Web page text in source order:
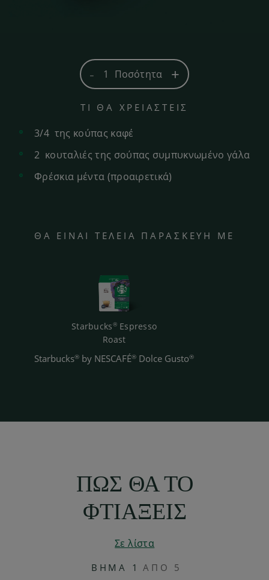
- 1 Ποσότητα +
ΤΙ ΘΑ ΧΡΕΙΑΣΤΕΙΣ
3/4 της κούπας καφέ
2 κουταλιές της σούπας συμπυκνωμένο γάλα
Φρέσκια μέντα (προαιρετικά)
ΘΑ ΕΙΝΑΙ ΤΕΛΕΙΑ ΠΑΡΑΣΚΕΥΗ ΜΕ
Starbucks®Espresso
Roast
Starbucks® by NESCAFÉ® Dolce Gusto®
ΠΩΣ ΘΑ ΤΟ
ΦΤΙΑΞΕΙΣ
Σε λίστα
ΒΗΜΑ 1 ΑΠО 5